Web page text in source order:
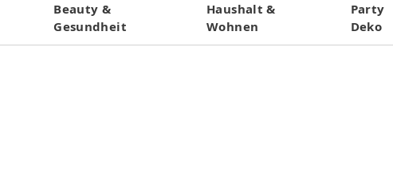
Beauty &
Gesundheit
Haushalt &
Wohnen
Party
Deko